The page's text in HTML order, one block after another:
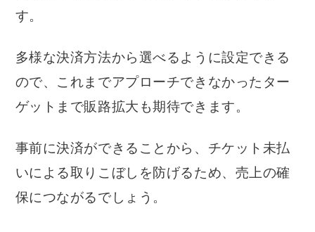
す。
多様な決済方法から選べるように設定できる
ので、これまでアプローチできなかったター
ゲットまで販路拡大も期待できます。
事前に決済ができることから、チケット未払
いによる取りこぼしを防げるため、売上の確
保につながるでしょう。